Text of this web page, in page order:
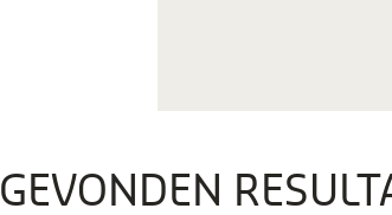
GEVONDEN